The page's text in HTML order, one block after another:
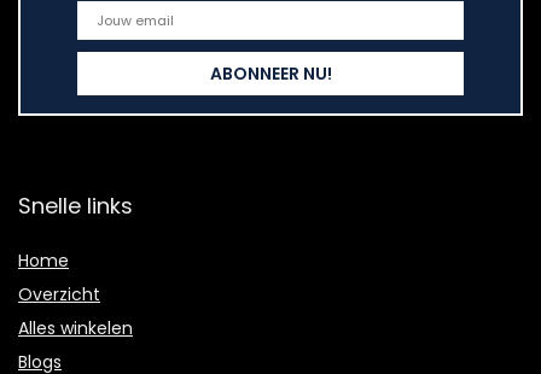
Snelle links
Home
Overzicht
Alles winkelen
Blogs